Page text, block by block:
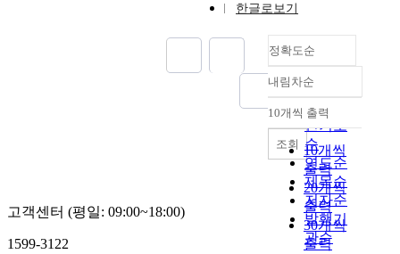
한글로보기
정확도순
정확도
순
인기도
순
연도순
제목순
저자순
발행기
관순
내림차순
내림차순
10개씩 출력
10개씩
출력
20개씩
출력
30개씩
출력
조회
고객센터 (평일: 09:00~18:00)
1599-3122